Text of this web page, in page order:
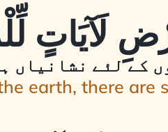
کے لئے نشانیاں
earth, there are